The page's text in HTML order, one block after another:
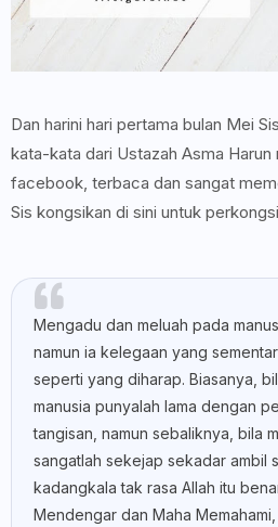
Dan harini hari pertama bulan Mei
kata-kata dari Ustazah Asma Harun
facebook, terbaca dan sangat
Sis kongsikan di sini untuk
Mengadu dan meluah pada
namun ia kelegaan yang
seperti yang diharap. Biasanya,
manusia punyalah lama dengan
tangisan, namun sebaliknya, bila
sangatlah sekejap sekadar ambil
kadangkala tak rasa Allah itu
Mendengar dan Maha